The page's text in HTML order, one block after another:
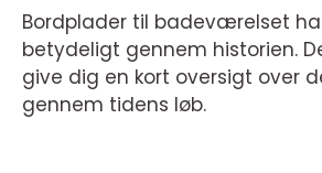
Bordplader til badeværelset
betydeligt gennem historien.
give dig en kort oversigt over
gennem tidens løb.